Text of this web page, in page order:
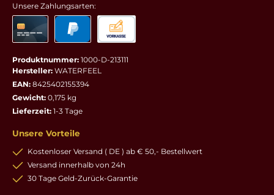
Unsere Zahlungsarten:
Produktnummer: 1000-D-213111
Hersteller: WATERFEEL
EAN: 8425402155394
Gewicht: 0,175 kg
Lieferzeit: 1-3 Tage
Unsere Vorteile
Kostenloser Versand ( DE ) ab € 50,- Bestellwert
Versand innerhalb von 24h
30 Tage Geld-Zurück-Garantie